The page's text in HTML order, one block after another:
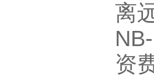
离
资